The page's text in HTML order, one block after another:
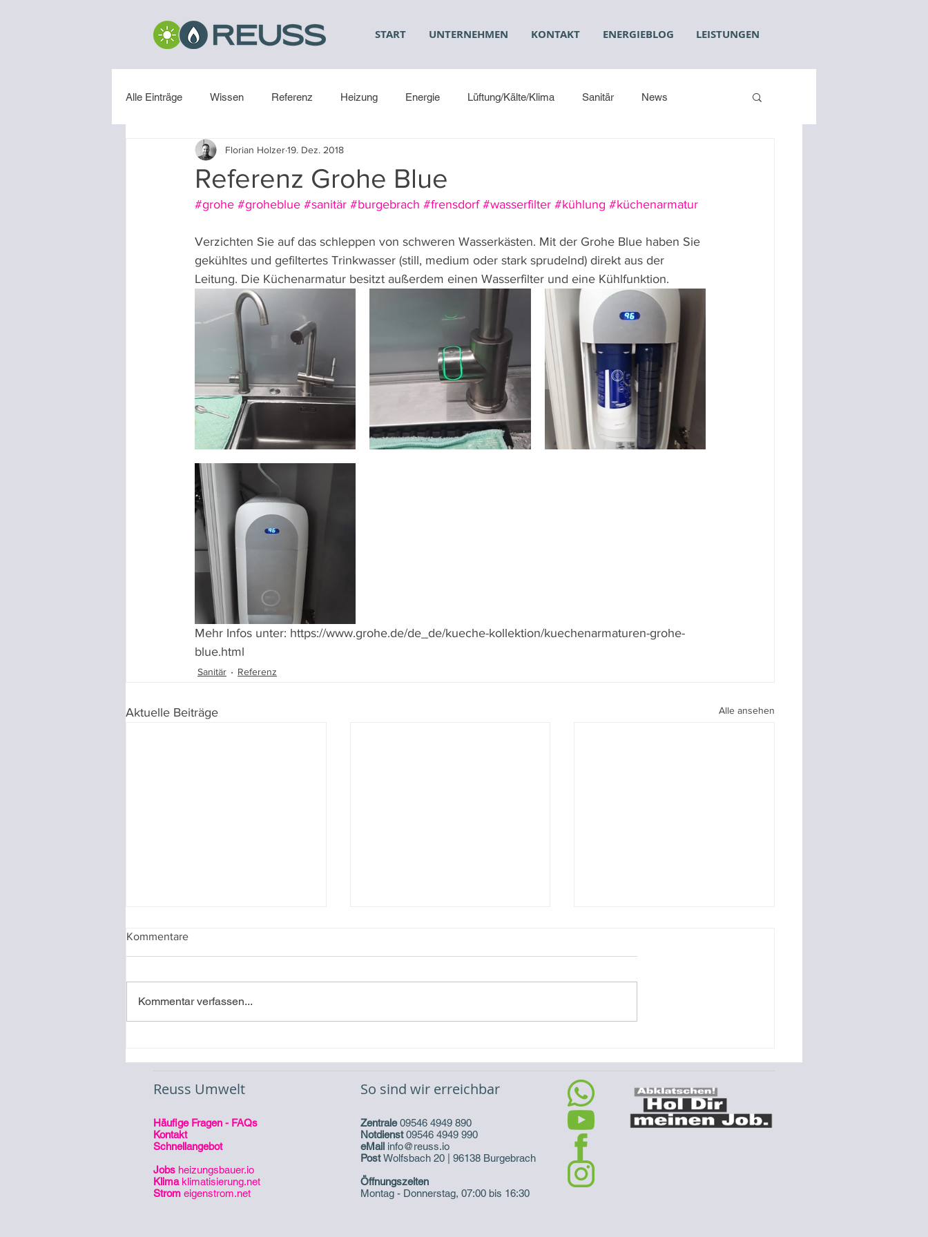
START UNTERNEHMEN KONTAKT ENERGIEBLOG LEISTUNGEN
Alle Einträge Wissen Referenz Heizung Energie Lüftung/Kälte/Klima Sanitär News
Installation
Referenz Grohe Blue
Florian Holzer19. Dez. 2018
#grohe #groheblue #sanitär #burgebrach #frensdorf #wasserfilter #kühlung #küchenarmatur
Verzichten Sie auf das schleppen von schweren Wasserkästen. Mit der Grohe Blue haben Sie
gekühltes und gefiltertes Trinkwasser (still, medium oder stark sprudelnd) direkt aus der
Leitung. Die Küchenarmatur besitzt außerdem einen Wasserfilter und eine Kühlfunktion.
Mehr Infos unter: https://www.grohe.de/de_de/kueche-kollektion/kuechenarmaturen-grohe-
blue.html
Sanitär Referenz
Aktuelle Beiträge Alle ansehen
Kommentare
Kommentar verfassen...
Reuss Umwelt
Häufige Fragen - FAQs
Kontakt
Schnellangebot
Jobs heizungsbauer.io
Klima klimatisierung.net
Strom eigenstrom.net
So sind wir erreichbar
Zentrale09546 4949 890
Notdienst09546 4949 990
eMail info@reuss.io
PostWolfsbach 20 | 96138 Burgebrach
Öffnungszeiten
Montag - Donnerstag, 07:00 bis 16:30